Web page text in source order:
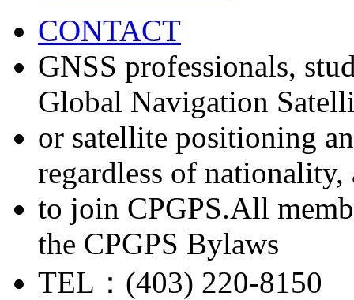
CONTACT
GNSS professionals,
Global Navigation
or satellite positioning
regardless of nationality,
to join CPGPS.All
the CPGPS Bylaws
TEL：(403) 220-8150